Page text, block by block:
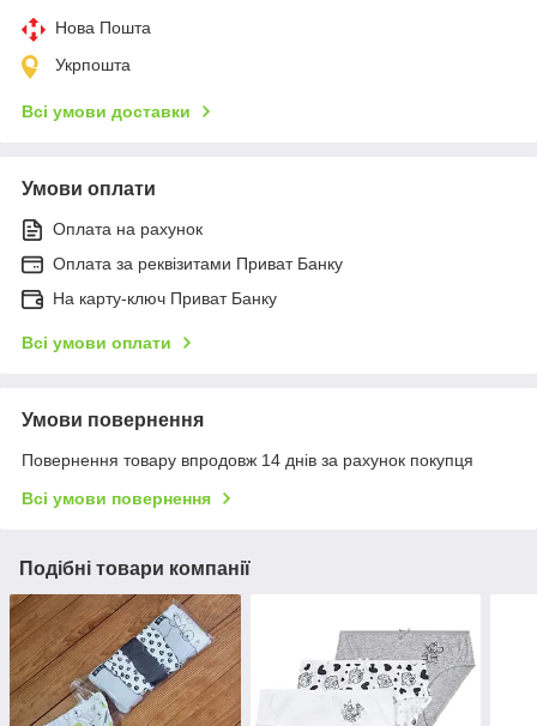
Нова Пошта
Укрпошта
Всі умови доставки
Умови оплати
Оплата на рахунок
Оплата за реквізитами Приват Банку
На карту-ключ Приват Банку
Всі умови оплати
Умови повернення
Повернення товару впродовж 14 днів за рахунок покупця
Всі умови повернення
Подібні товари компанії